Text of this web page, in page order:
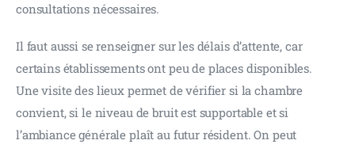
consultations nécessaires.
Il faut aussi se renseigner sur les délais d’attente, car
certains établissements ont peu de places disponibles.
Une visite des lieux permet de vérifier si la chambre
convient, si le niveau de bruit est supportable et si
l’ambiance générale plaît au futur résident. On peut